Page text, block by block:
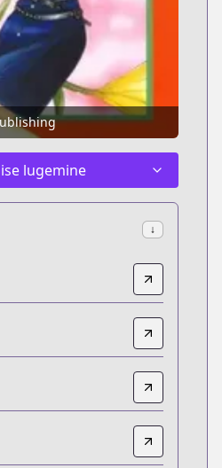
lugemine
↓
title/9356fa3f-9ecd-4ff7-
gp/product/
planet.com/manga/skip-beat